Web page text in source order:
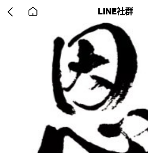
back LINE社群